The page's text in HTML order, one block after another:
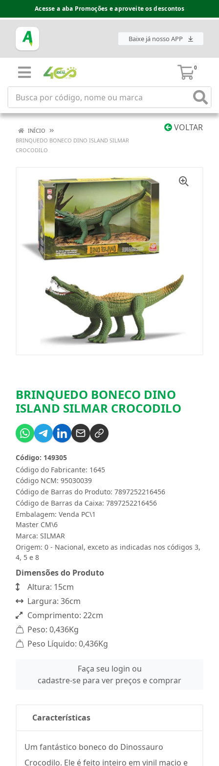
Acesse a aba Promoções e aproveite os descontos
Baixe já nosso APP
0
VOLTAR
INÍCIO
BRINQUEDO BONECO DINO ISLAND SILMAR
CROCODILO
BRINQUEDO BONECO DINO
ISLAND SILMAR CROCODILO
Código do Fabricante: 1645
Código: 149305
Código NCM: 95030039
Código de Barras do Produto: 7897252216456
Código de Barras da Caixa: 7897252216456
Embalagem: Venda PC\1
Master CM\6
Marca: SILMAR
Origem: 0 - Nacional, exceto as indicadas nos códigos 3,
4, 5 e 8
Dimensões do Produto
Altura: 15cm
Largura: 36cm
Comprimento: 22cm
Peso: 0,436Kg
Peso Líquido: 0,436Kg
Faça seu login ou
cadastre-se para ver preços e comprar
Características
Um fantástico boneco do Dinossauro
Crocodilo. Ele é feito inteiro em vinil macio e